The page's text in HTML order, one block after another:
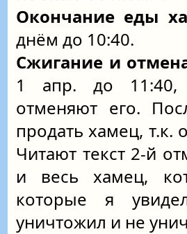
Окончание еды
днём до 10:40.
Сжигание и
1 апр. до 11:40,
отменяют его.
продать хамец,
Читают текст 2-й
и весь хамец,
которые я
уничтожил и не